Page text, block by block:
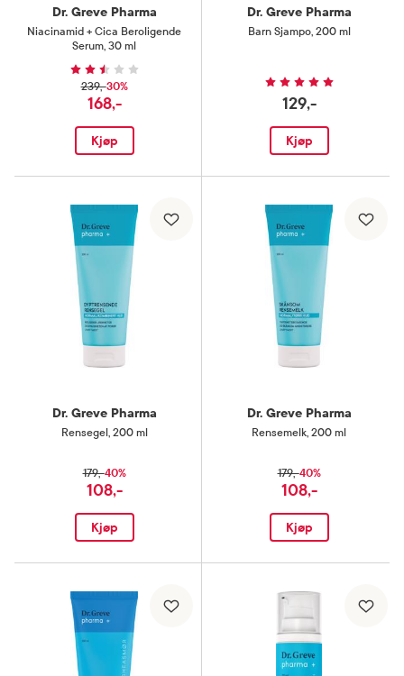
Dr. Greve Pharma
Niacinamid + Cica Beroligende
Serum, 30 ml
239,-30%
168,-
Kjøp
Dr. Greve Pharma
Barn Sjampo, 200 ml
129,-
Kjøp
Dr. Greve Pharma
Rensegel , 200 ml
179,-40%
108,-
Kjøp
Dr. Greve Pharma
Rensemelk, 200 ml
179,-40%
108,-
Kjøp